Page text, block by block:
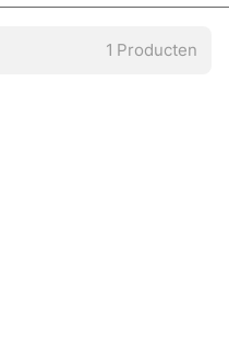
1 Producten